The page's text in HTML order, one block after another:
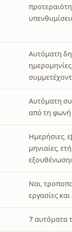
Αυτόματη
Αυτόματη
από τη φωνή
Ημερήσιες,
μηνιαίες,
Ναι,
εργασίες
7 αυτόματα